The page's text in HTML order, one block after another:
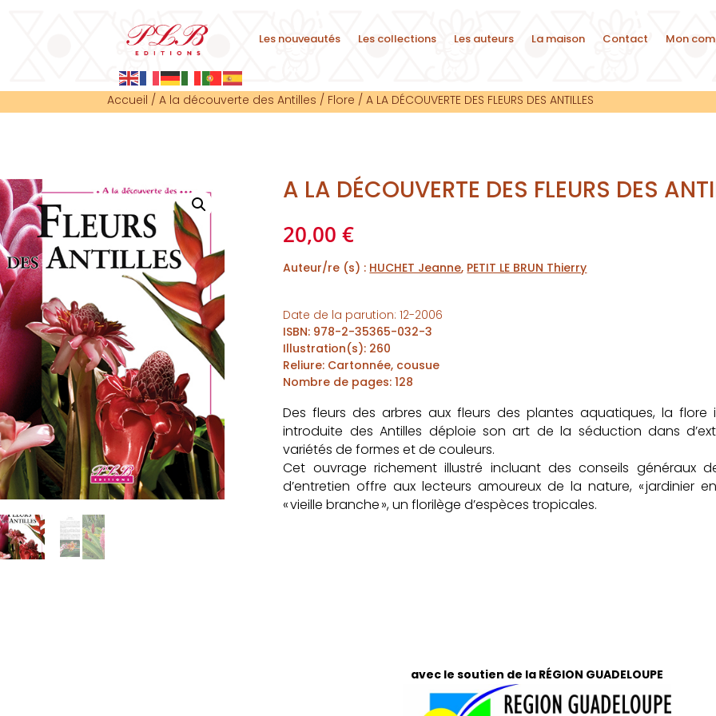
Les nouveautés Les collections Les auteurs La maison Contact Mon
Accueil /A la découverte des Antilles / Flore /A LA DÉCOUVERTE DES FLEURS DES ANTILLES
A LA DÉCOUVERTE DES FLEURS DES
20,00€
Auteur/re (s) : HUCHET Jeanne, PETIT LE BRUN Thierry
Date de la parution:12-2006
ISBN: 978-2-35365-032-3
Illustration(s): 260
Reliure: Cartonnée, cousue
Nombre de pages:128
Des fleurs des arbres aux fleurs des plantes aquatiques, la flore
introduite des Antilles déploie son art de la séduction dans
variétés de formes et de couleurs.
Cet ouvrage richement illustré incluant des conseils généraux
d’entretien offre aux lecteurs amoureux de la nature, « jardinier
« vieille branche », un florilège d’espèces tropicales.
avec le soutien de la RÉGION GUADELOUPE